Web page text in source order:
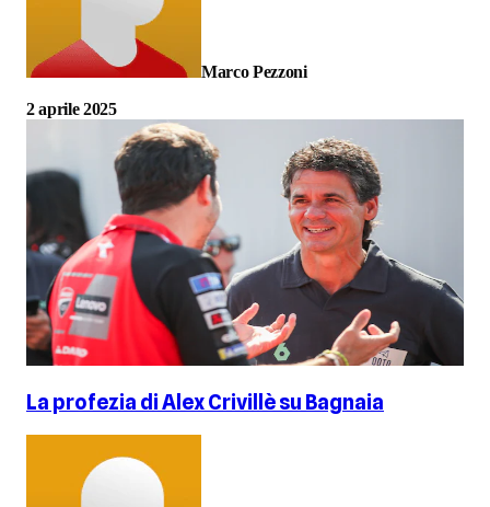
Marco Pezzoni
2 aprile 2025
La profezia di Alex Crivillè su Bagnaia